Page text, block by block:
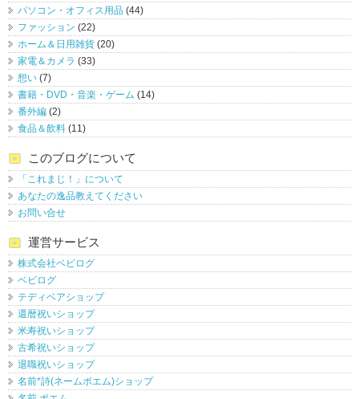
パソコン・オフィス用品 (44)
ファッション (22)
ホーム＆日用雑貨 (20)
家電＆カメラ (33)
想い (7)
書籍・DVD・音楽・ゲーム (14)
番外編 (2)
食品＆飲料 (11)
このブログについて
「これまじ！」について
あなたの逸品教えてください
お問い合せ
運営サービス
株式会社ベビログ
ベビログ
テディベアショップ
還暦祝いショップ
米寿祝いショップ
古希祝いショップ
退職祝いショップ
名前*詩(ネームポエム)ショップ